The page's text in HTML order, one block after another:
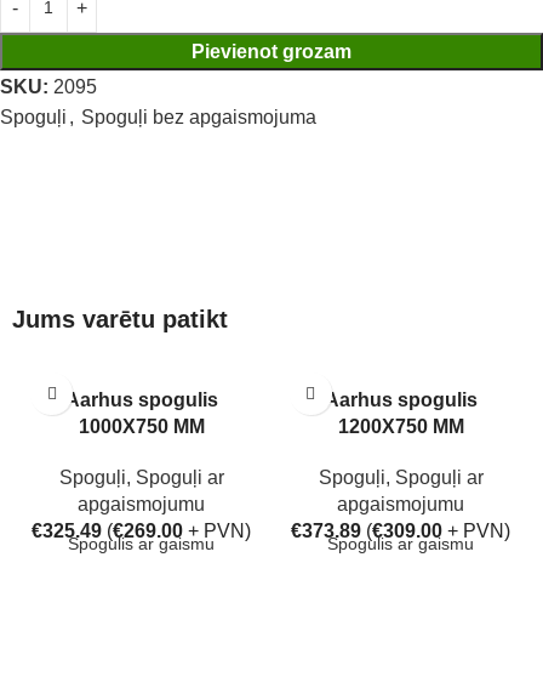
Pievienot grozam
SKU: 2095
Spoguļi , Spoguļi bez apgaismojuma
Jums varētu patikt
Aarhus spogulis
1000X750 MM
Spoguļi, Spoguļi ar
apgaismojumu
€325.49 (€269.00 + PVN)
Spogulis ar gaismu
Aarhus spogulis
1200X750 MM
Spoguļi, Spoguļi ar
apgaismojumu
€373.89 (€309.00 + PVN)
Spogulis ar gaismu